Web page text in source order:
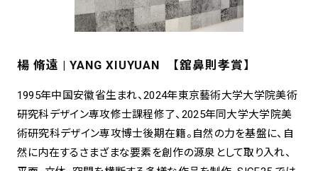
楊 脩遠 | YANG XIUYUAN 【舘鼻則孝賞】
1995年中国安徽省生まれ、2024年東京藝術大学大学院美術
研究科デザイン専攻修士課程修了、2025年同大学大学院美
術研究科デザイン専攻博士後期在籍。自然の力を基盤に、自
然に内在するさまざまな要素を創作の源泉として取り入れ、